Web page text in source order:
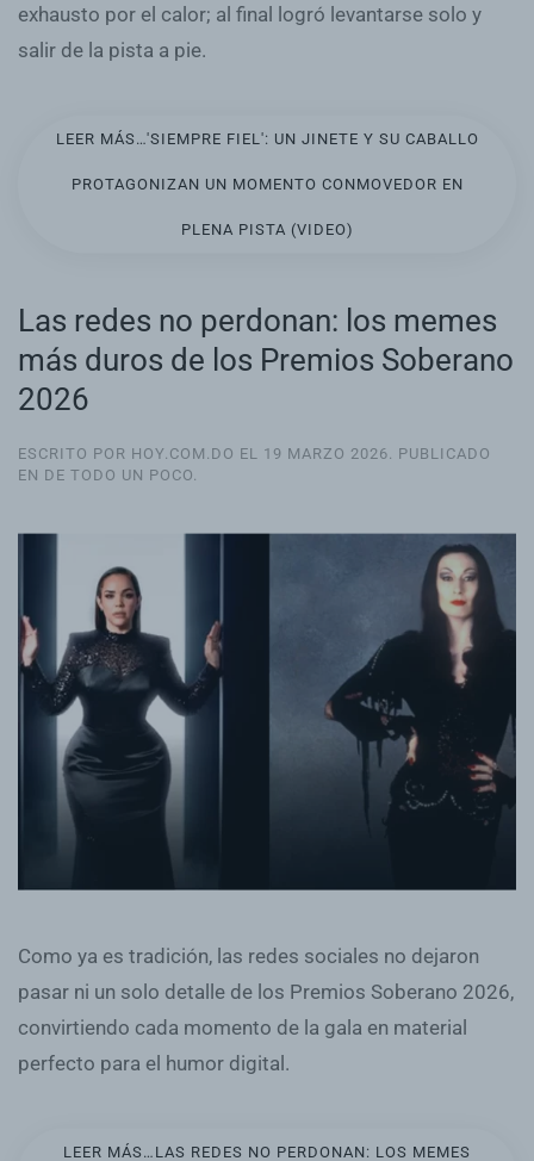
exhausto por el calor; al final logró levantarse solo y
salir de la pista a pie.
LEER MÁS…'SIEMPRE FIEL': UN JINETE Y SU CABALLO
PROTAGONIZAN UN MOMENTO CONMOVEDOR EN
PLENA PISTA (VIDEO)
Las redes no perdonan: los memes
más duros de los Premios Soberano
2026
ESCRITO POR HOY.COM.DO EL 19 MARZO 2026 . PUBLICADO
EN DE TODO UN POCO
Como ya es tradición, las redes sociales no dejaron
pasar ni un solo detalle de los Premios Soberano 2026,
convirtiendo cada momento de la gala en material
perfecto para el humor digital.
LEER MÁS…LAS REDES NO PERDONAN: LOS MEMES